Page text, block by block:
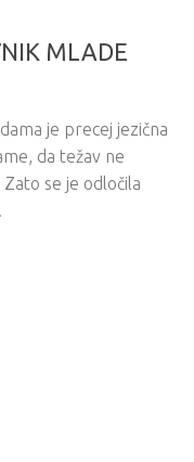
MLADE
je precej jezična
da težav ne
se je odločila